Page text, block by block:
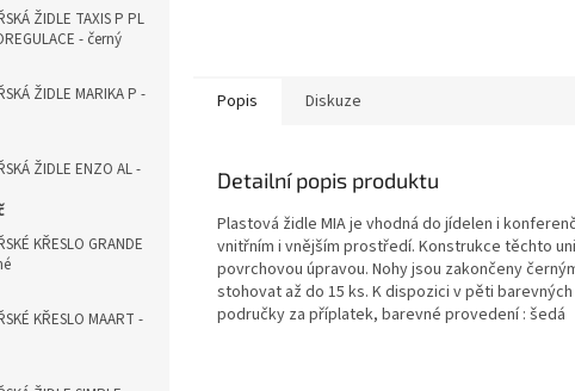
ŽIDLE TAXIS P PL
- černý
ŽIDLE MARIKA P -
ŽIDLE ENZO AL -
KŘESLO GRANDE
KŘESLO MAART -
Popis Diskuze
Detailní popis produktu
Plastová židle MIA je vhodná do jídelen i
vnitřním i vnějším prostředí. Konstrukce těchto
povrchovou úpravou. Nohy jsou zakončeny
stohovat až do 15 ks. K dispozici v pěti
područky za příplatek, barevné provedení : šedá